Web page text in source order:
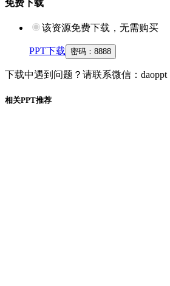
免费下载
该资源免费下载，无需购买
PPT下载 密码： 8888
下载中遇到问题？请联系微信：daoppt
相关PPT推荐